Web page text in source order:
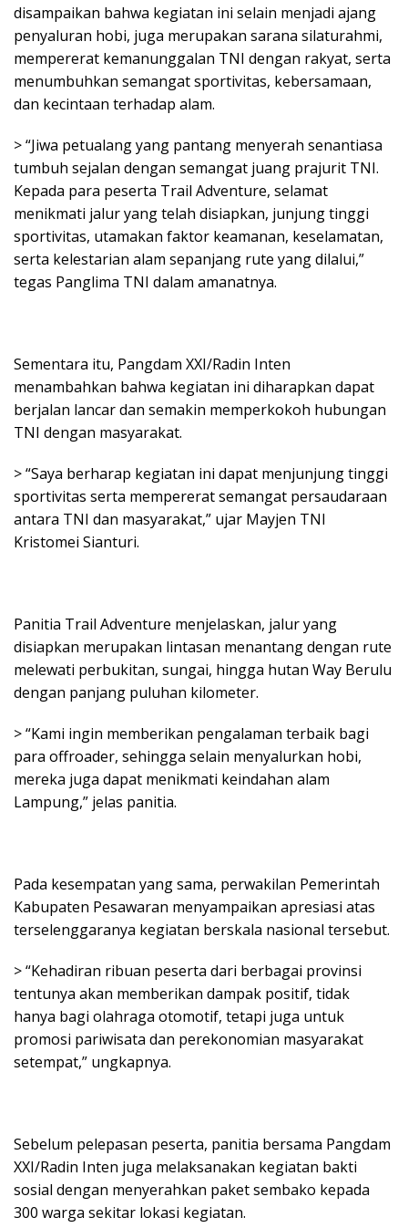
disampaikan bahwa kegiatan ini selain menjadi ajang
penyaluran hobi, juga merupakan sarana silaturahmi,
mempererat kemanunggalan TNI dengan rakyat, serta
menumbuhkan semangat sportivitas, kebersamaan,
dan kecintaan terhadap alam.
> “Jiwa petualang yang pantang menyerah senantiasa
tumbuh sejalan dengan semangat juang prajurit TNI.
Kepada para peserta Trail Adventure, selamat
menikmati jalur yang telah disiapkan, junjung tinggi
sportivitas, utamakan faktor keamanan, keselamatan,
serta kelestarian alam sepanjang rute yang dilalui,”
tegas Panglima TNI dalam amanatnya.
Sementara itu, Pangdam XXI/Radin Inten
menambahkan bahwa kegiatan ini diharapkan dapat
berjalan lancar dan semakin memperkokoh hubungan
TNI dengan masyarakat.
> “Saya berharap kegiatan ini dapat menjunjung tinggi
sportivitas serta mempererat semangat persaudaraan
antara TNI dan masyarakat,” ujar Mayjen TNI
Kristomei Sianturi.
Panitia Trail Adventure menjelaskan, jalur yang
disiapkan merupakan lintasan menantang dengan rute
melewati perbukitan, sungai, hingga hutan Way Berulu
dengan panjang puluhan kilometer.
> “Kami ingin memberikan pengalaman terbaik bagi
para offroader, sehingga selain menyalurkan hobi,
mereka juga dapat menikmati keindahan alam
Lampung,” jelas panitia.
Pada kesempatan yang sama, perwakilan Pemerintah
Kabupaten Pesawaran menyampaikan apresiasi atas
terselenggaranya kegiatan berskala nasional tersebut.
> “Kehadiran ribuan peserta dari berbagai provinsi
tentunya akan memberikan dampak positif, tidak
hanya bagi olahraga otomotif, tetapi juga untuk
promosi pariwisata dan perekonomian masyarakat
setempat,” ungkapnya.
Sebelum pelepasan peserta, panitia bersama Pangdam
XXI/Radin Inten juga melaksanakan kegiatan bakti
sosial dengan menyerahkan paket sembako kepada
300 warga sekitar lokasi kegiatan.